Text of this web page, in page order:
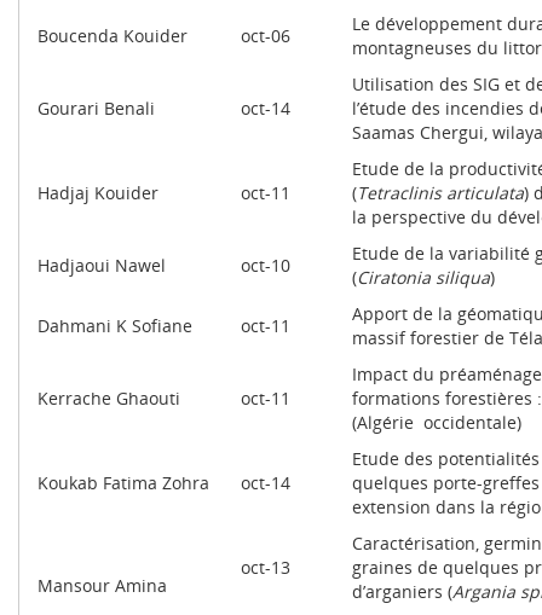
Boucenda Kouider oct-06
Le développement
montagneuses du
Gourari Benali oct-14
Utilisation des SIG et
l’étude des incendies
Saamas Chergui,
Hadjaj Kouider oct-11
Etude de la
(Tetraclinis articulata)
la perspective du
Hadjaoui Nawel oct-10
Etude de la variabilité
(Ciratonia siliqua)
Dahmani K Sofiane oct-11
Apport de la
massif forestier de
Kerrache Ghaouti oct-11
Impact du
formations forestières
(Algérie occidentale)
Koukab Fatima Zohra oct-14
Etude des
quelques porte-
extension dans la
Mansour Amina
oct-13
Caractérisation,
graines de quelques
d’arganiers (Argania